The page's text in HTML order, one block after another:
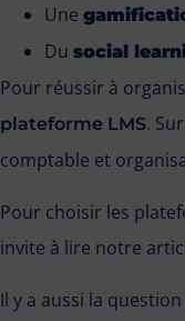
Une
Du social
Pour réussir à
plateforme LMS.
comptable et
Pour choisir les
invite à lire notre
Il y a aussi la